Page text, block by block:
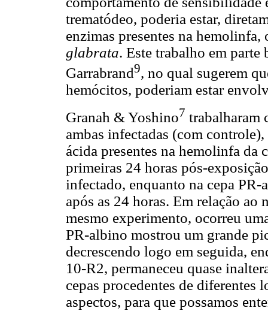
trematódeo, poderia estar,
enzimas presentes na
glabrata. Este trabalho em
Garrabrand9, no qual sugerem
hemócitos, poderiam estar
Granah & Yoshino7 trabalharam
ambas infectadas (com
ácida presentes na hemolinfa da
primeiras 24 horas pós-
infectado, enquanto na cepa
após as 24 horas. Em relação ao
mesmo experimento, ocorreu
PR-albino mostrou um grande
decrescendo logo em seguida,
10-R2, permaneceu quase
cepas procedentes de diferentes
aspectos, para que possamos